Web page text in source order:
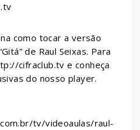
como tocar a versão
de Raul Seixas. Para
cifraclub.tv e conheça
do nosso player.
tv/videoaulas/raul-